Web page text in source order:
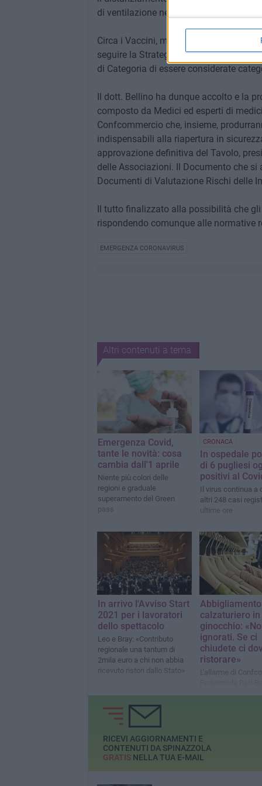
di ventilazione necessari.
Circa i Vaccini, misura prioritaria,
seguire la Strategia dettata dal
di Categoria di essere considerate
Il dott. Bellino ha dunque accolto e la
composto da Medici ed esperti di
Confcommercio che, insieme,
indispensabili alla riapertura in
approvazione definitiva del Tavolo,
delle Associazioni. Il Documento che
Documenti di Valutazione Rischi delle
Il tutto finalizzato alla possibilità che
rispondendo comunque alle normative
EMERGENZA CORONAVIRUS
Altri contenuti a tema
Emergenza Covid,
tante le novità: cosa
cambia dall'1 aprile
Niente più colori delle
regioni e graduale
superamento del Green
pass
CRONACA
In ospedale
di 6 pugliesi
positivi al
Il virus continua a
altri 248 casi
ultime ore
In arrivo l'Avviso Start
2021 per i lavoratori
dello spettacolo
Leo e Bray: «Contributo
regionale una tantum di
2mila euro a chi non abbia
ricevuto ristori dallo Stato»
calzaturiero in
ginocchio:
ignorati. Se ci
chiudete ci
ristorare»
L'allarme di
settore risente
RICEVI AGGIORNAMENTI E
CONTENUTI DA SPINAZZOLA
GRATISNELLA TUA E-MAIL